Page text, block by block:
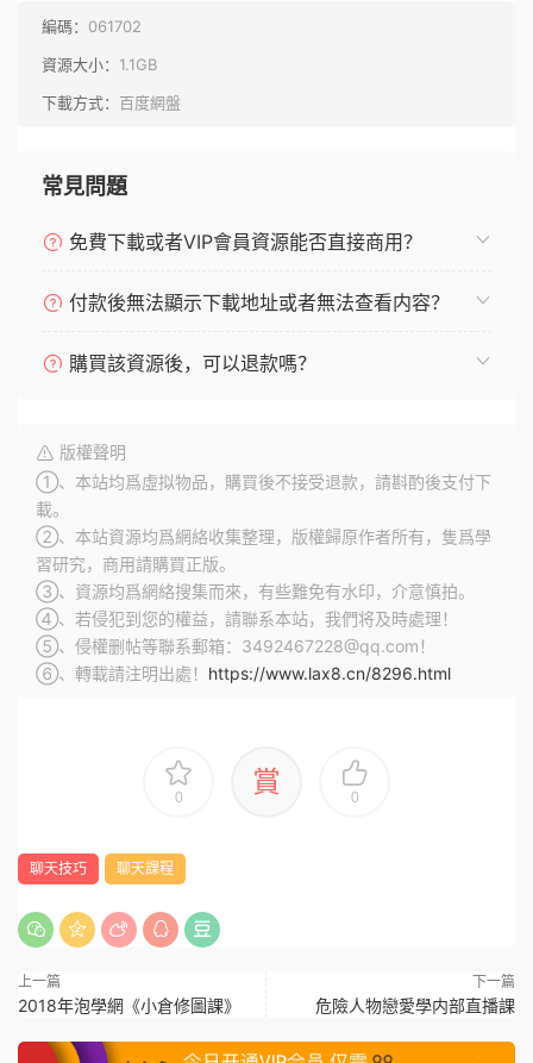
編碼： 061702
資源大小： 1.1GB
下載方式： 百度網盤
常見問題
免費下載或者VIP會員資源能否直接商用？
付款後無法顯示下載地址或者無法查看内容？
購買該資源後，可以退款嗎？
版權聲明
①、本站均爲虛拟物品，購買後不接受退款，請斟酌後支付下
載。
②、本站資源均爲網絡收集整理，版權歸原作者所有，隻爲學
習研究，商用請購買正版。
③、資源均爲網絡搜集而來，有些難免有水印，介意慎拍。
④、若侵犯到您的權益，請聯系本站，我們将及時處理！
⑤、侵權删帖等聯系郵箱：3492467228@qq.com！
⑥、轉載請注明出處！ https://www.lax8.cn/8296.html
0 賞 0
聊天技巧 聊天課程
上一篇
2018年泡學網《小倉修圖課》
下一篇
危險人物戀愛學内部直播課